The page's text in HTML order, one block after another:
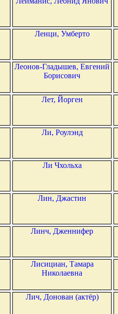
Ленци, Умберто
Леонов-Гладышев, Евгений
Борисович
Лет, Йорген
Ли, Роулэнд
Ли Чхольха
Лин, Джастин
Линч, Дженнифер
Лисициан, Тамара
Николаевна
Лич, Донован (актёр)